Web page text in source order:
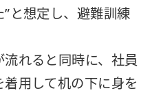
と想定し、避難訓練
れると同時に、社員
用して机の下に身を